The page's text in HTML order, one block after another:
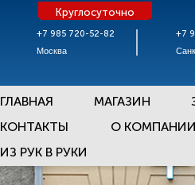
+7 985 720-52-82
Москва
Круглосуточно
+7
ГЛАВНАЯ МАГАЗИН
КОНТАКТЫ
О
ИЗ РУК В РУКИ